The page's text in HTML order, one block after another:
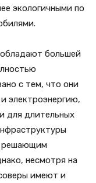
экологичными по
большей
с тем, что они
электроэнергию,
для длительных
решающим
несмотря на
имеют и